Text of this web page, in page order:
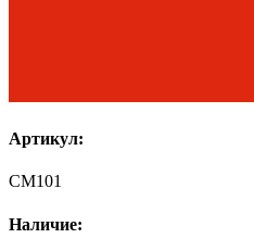
Артикул:
CM101
Наличие: